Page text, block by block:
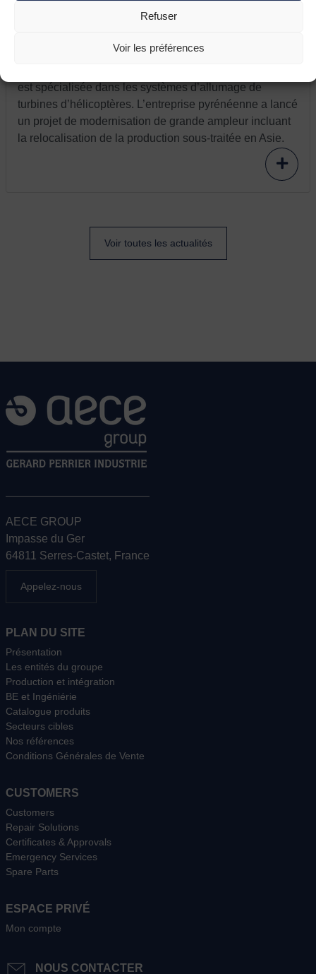
Refuser
Voir les préférences
est spécialisée dans les systèmes d’allumage de
turbines d’hélicoptères. L’entreprise pyrénéenne a lancé
un projet de modernisation de grande ampleur incluant
la relocalisation de la production sous-traitée en Asie.
Voir toutes les actualités
AECE GROUP
Impasse du Ger
64811 Serres-Castet, France
Appelez-nous
PLAN DU SITE
Présentation
Les entités du groupe
Production et intégration
BE et Ingéniérie
Catalogue produits
Secteurs cibles
Nos références
Conditions Générales de Vente
CUSTOMERS
Customers
Repair Solutions
Certificates & Approvals
Emergency Services
Spare Parts
ESPACE PRIVÉ
Mon compte
NOUS CONTACTER